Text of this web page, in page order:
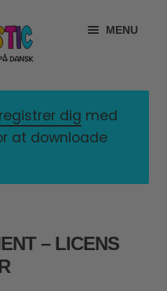
MENU
EXPAND
CHILD
MENU
EXPAND
CHILD
registrer dig med
at downloade
– LICENS